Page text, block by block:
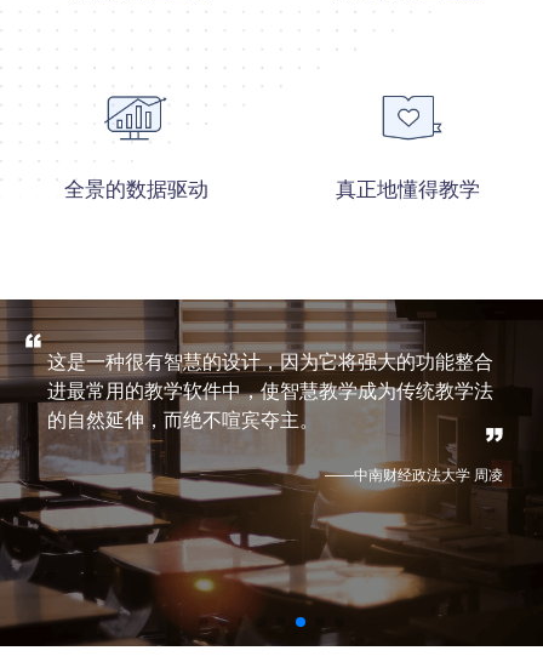
全景的数据驱动 真正地懂得教学
这是一种很有智慧的设计，因为它将强大的功能整合
进最常用的教学软件中，使智慧教学成为传统教学法
的自然延伸，而绝不喧宾夺主。
——中南财经政法大学 周凌